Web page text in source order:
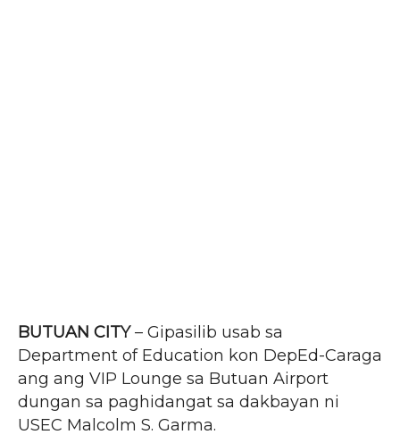
BUTUAN CITY– Gipasilib usab sa
Department of Education kon DepEd-Caraga
ang ang VIP Lounge sa Butuan Airport
dungan sa paghidangat sa dakbayan ni
USEC Malcolm S. Garma.